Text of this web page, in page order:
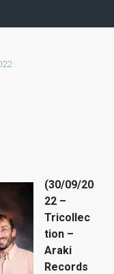
(30/09/20
22 –
Tricollec
tion –
Araki
Records